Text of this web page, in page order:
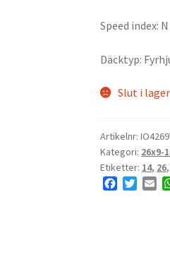
Speed index: N
Däcktyp:
Slut i lager
Artikelnr:
Kategori: 26x9-
Etiketter: 14, 26,